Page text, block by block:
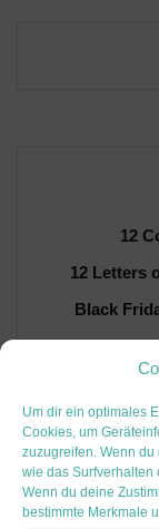
Um dir ein optimales
Cookies, um
zuzugreifen. Wenn
wie das Surfverhalten
Wenn du deine
bestimmte Merkmale
12
12 Letters
Black
Dirndl